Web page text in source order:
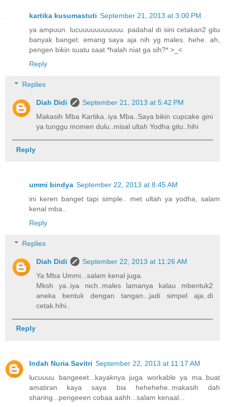
kartika kusumastuti September 21, 2013 at 3:00 PM
ya ampuun. lucuuuuuuuuuuu. padahal di sini cetakan2 gitu
banyak banget. emang saya aja nih yg males. hehe. ah,
pengen bikin suatu saat *halah niat ga sih?* >_<
Reply
Replies
Diah Didi
September 21, 2013 at 5:42 PM
Makasih Mba Kartika..iya Mba..Saya bikin cupcake gini
ya tunggu momen dulu..misal ultah Yodha gitu..hihi
Reply
ummi bindya September 22, 2013 at 8:45 AM
ini keren banget tapi simple.. met ultah ya yodha, salam
kenal mba..
Reply
Replies
Diah Didi
September 22, 2013 at 11:26 AM
Ya Mba Ummi...salam kenal juga.
Mksh ya..iya nich..males lamanya kalau mbentuk2
aneka bentuk dengan tangan...jadi simpel aja..di
cetak.hihi..
Reply
Indah Nuria Savitri September 22, 2013 at 11:17 AM
lucuuuu bangeeet...kayaknya juga workable ya ma..buat
amatiran kaya saya bia hehehehe..makasih dah
sharing...pengeeen cobaa aahh...salam kenaal...